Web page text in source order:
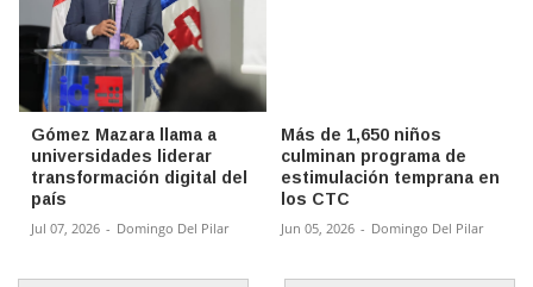
Gómez Mazara llama a
universidades liderar
transformación digital del
país
Jul 07, 2026 - Domingo Del Pilar
Más de 1,650 niños
culminan programa de
estimulación temprana en
los CTC
Jun 05, 2026 - Domingo Del Pilar